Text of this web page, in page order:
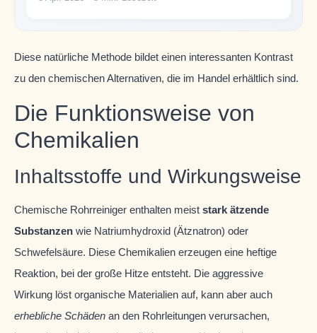
Diese natürliche Methode bildet einen interessanten Kontrast
zu den chemischen Alternativen, die im Handel erhältlich sind.
Die Funktionsweise von
Chemikalien
Inhaltsstoffe und Wirkungsweise
Chemische Rohrreiniger enthalten meist stark ätzende
Substanzen wie Natriumhydroxid (Ätznatron) oder
Schwefelsäure. Diese Chemikalien erzeugen eine heftige
Reaktion, bei der große Hitze entsteht. Die aggressive
Wirkung löst organische Materialien auf, kann aber auch
erhebliche Schäden an den Rohrleitungen verursachen,